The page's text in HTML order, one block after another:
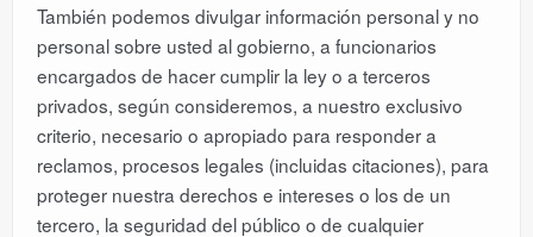
También podemos divulgar información personal y no
personal sobre usted al gobierno, a funcionarios
encargados de hacer cumplir la ley o a terceros
privados, según consideremos, a nuestro exclusivo
criterio, necesario o apropiado para responder a
reclamos, procesos legales (incluidas citaciones), para
proteger nuestra derechos e intereses o los de un
tercero, la seguridad del público o de cualquier